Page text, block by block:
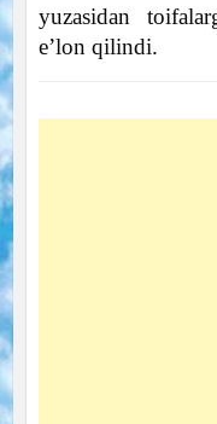
yuzasidan
e’lon qilindi.